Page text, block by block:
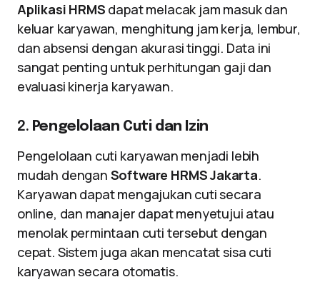
Aplikasi HRMS dapat melacak jam masuk dan
keluar karyawan, menghitung jam kerja, lembur,
dan absensi dengan akurasi tinggi. Data ini
sangat penting untuk perhitungan gaji dan
evaluasi kinerja karyawan.
2. Pengelolaan Cuti dan Izin
Pengelolaan cuti karyawan menjadi lebih
mudah dengan Software HRMS Jakarta.
Karyawan dapat mengajukan cuti secara
online, dan manajer dapat menyetujui atau
menolak permintaan cuti tersebut dengan
cepat. Sistem juga akan mencatat sisa cuti
karyawan secara otomatis.